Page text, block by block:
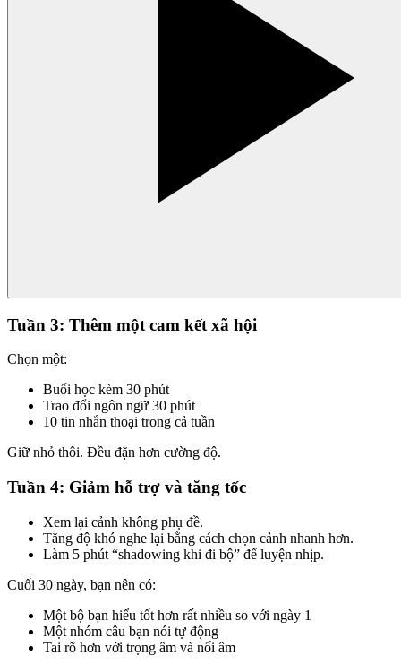
Tuần 3: Thêm một cam kết xã hội
Chọn một:
Buổi học kèm 30 phút
Trao đổi ngôn ngữ 30 phút
10 tin nhắn thoại trong cả tuần
Giữ nhỏ thôi. Đều đặn hơn cường độ.
Tuần 4: Giảm hỗ trợ và tăng tốc
Xem lại cảnh không phụ đề.
Tăng độ khó nghe lại bằng cách chọn cảnh nhanh hơn.
Làm 5 phút “shadowing khi đi bộ” để luyện nhịp.
Cuối 30 ngày, bạn nên có:
Một bộ bạn hiểu tốt hơn rất nhiều so với ngày 1
Một nhóm câu bạn nói tự động
Tai rõ hơn với trọng âm và nối âm